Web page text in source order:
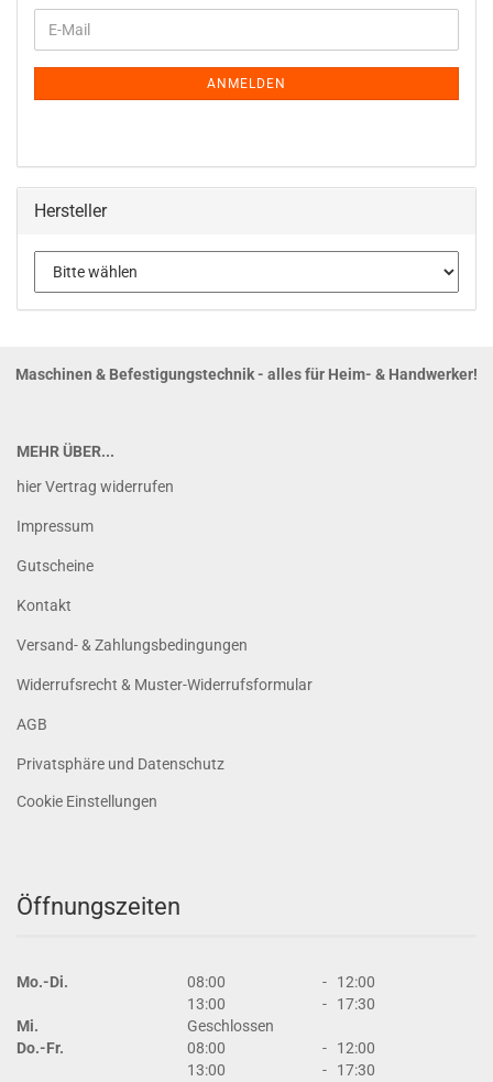
ZUR
E-
Mail
ANMELDEN
Hersteller
Maschinen & Befestigungstechnik - alles für Heim- & Handwerker!
MEHR ÜBER...
hier Vertrag widerrufen
Impressum
Gutscheine
Kontakt
Versand- & Zahlungsbedingungen
Widerrufsrecht & Muster-Widerrufsformular
AGB
Privatsphäre und Datenschutz
Cookie Einstellungen
Öffnungszeiten
Mo.-Di. 08:00 -
12:00
13:00
-
17:30
Mi.
Geschlossen
Do.-Fr.
08:00 -
12:00
13:00
-
17:30